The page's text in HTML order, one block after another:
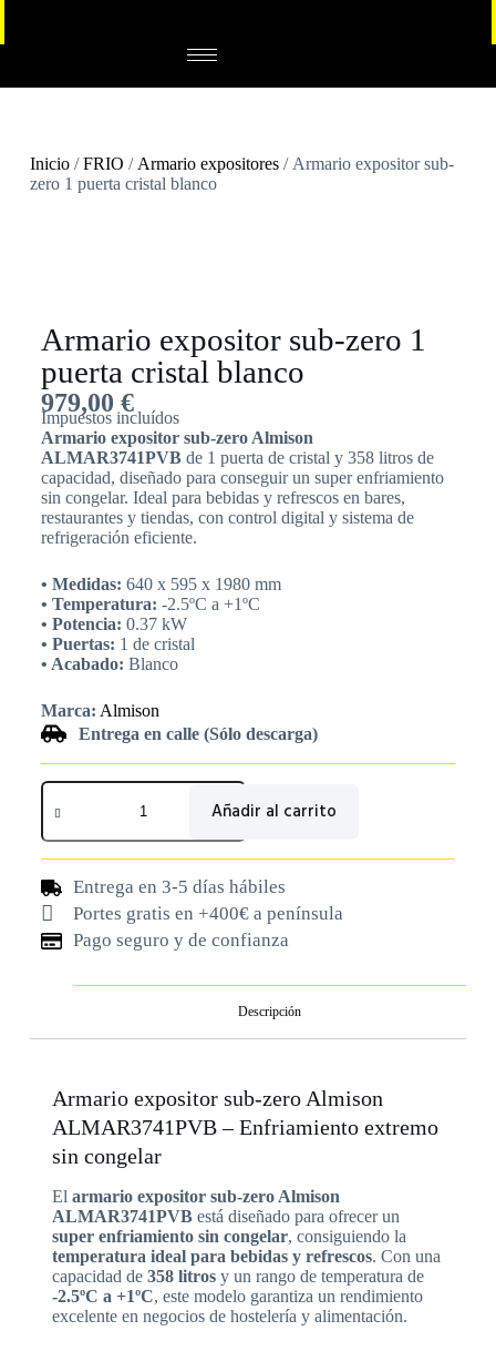
Inicio/FRIO / Armario expositores/ Armario expositor sub-
zero 1 puerta cristal blanco
Armario expositor sub-zero 1
puerta cristal blanco
979,00 €
Impuestos incluídos
Armario expositor sub-zero Almison
ALMAR3741PVBde 1 puerta de cristal y 358 litros de
capacidad, diseñado para conseguir un super enfriamiento
sin congelar. Ideal para bebidas y refrescos en bares,
restaurantes y tiendas, con control digital y sistema de
refrigeración eficiente.
• Medidas: 640 x 595 x 1980 mm
• Temperatura: -2.5ºC a +1ºC
• Potencia: 0.37 kW
• Puertas: 1 de cristal
• Acabado: Blanco
Marca: Almison
Entrega en calle (Sólo descarga)
Añadir al carrito
Entrega en 3-5 días hábiles
Portes gratis en +400€ a península
Pago seguro y de confianza
Descripción
Armario expositor sub-zero Almison
ALMAR3741PVB – Enfriamiento extremo
sin congelar
El armario expositor sub-zero Almison
ALMAR3741PVBestá diseñado para ofrecer un
super enfriamiento sin congelar, consiguiendo la
temperatura ideal para bebidas y refrescos. Con una
capacidad de 358 litrosy un rango de temperatura de
-2.5ºC a +1ºC, este modelo garantiza un rendimiento
excelente en negocios de hostelería y alimentación.